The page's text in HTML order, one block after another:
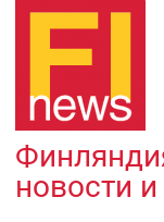
новости